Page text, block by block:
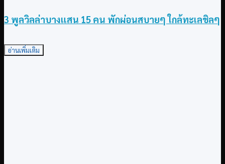
3 พูลวิลล่าบางแสน 15 คน พักผ่อนสบายๆ ใกล้ทะเลชิลๆ
อ่านเพิ่มเติม